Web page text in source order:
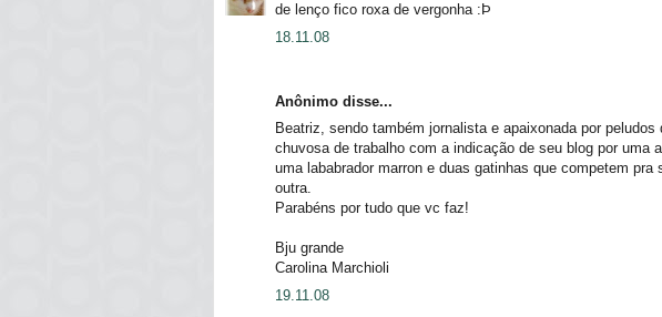
de lenço fico roxa de vergonha :Þ
18.11.08
Anônimo disse...
Beatriz, sendo também jornalista e apaixonada por
chuvosa de trabalho com a indicação de seu blog por uma
uma lababrador marron e duas gatinhas que competem
outra.
Parabéns por tudo que vc faz!
Bju grande
Carolina Marchioli
19.11.08